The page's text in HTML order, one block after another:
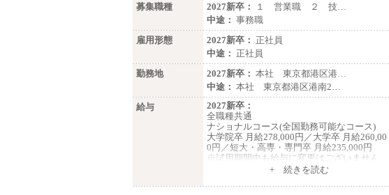
●基幹職（地域限定社員）
・大学・院卒／月給185,000 円～219,000 円
※勤務地により異なる。
〈東京・神奈川〉219,00
0 円 〈大阪・兵庫〉209,000 円
〈愛知〉194,500 円
〈福岡〉185,000 円
・専門・短大卒／月給185,000 円～210,000
円 ※勤務地により異なる。
〈東京・神奈川〉210,
000 円 〈大阪・兵庫〉200,000 円
〈愛知〉194,500 円
〈福岡〉185,000円
※基本給のみ（地域手当なし）
募集職種
2027新卒：
１ 営業職 ２ 技…
中途： 事務職
雇用形態
2027新卒： 正社員
中途： 正社員
勤務地
2027新卒： 本社 東京都港区港…
中途： 本社 東京都港区港南2…
給与
2027新卒：
全職種共通
ナショナルコース(全国勤務可能なコース)
大学院卒 月給278,000円／大学卒 月給260,00
0円／短大・高専・専門卒 月給235,000円
※試用期間中も給与に変更はございません
エリアコース(一定地域であれば移動可能なコ
ース)
+ 続きを読む